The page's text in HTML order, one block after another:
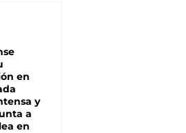
en
y
a
en